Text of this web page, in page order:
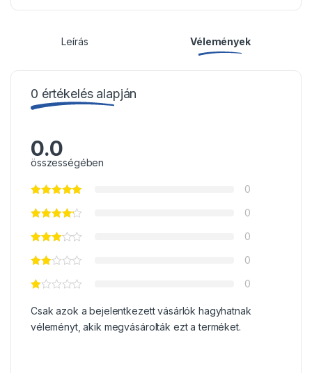
Leírás Vélemények
0 értékelés alapján
0.0
összességében
0
0
0
0
0
Csak azok a bejelentkezett vásárlók hagyhatnak
véleményt, akik megvásárolták ezt a terméket.